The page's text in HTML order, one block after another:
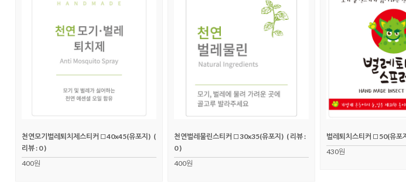
천연모기벌레퇴치제스티커 □40x45(유포지) (
리뷰 : 0 )
400원
천연벌레물린스티커 □30x35(유포지) ( 리뷰 :
0 )
400원
벌레퇴치스티커 □50(유포
430원